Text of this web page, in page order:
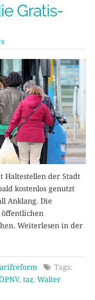
Gratis-
Haltestellen der Stadt
kostenlos genutzt
Anklang. Die
öffentlichen
Weiterlesen in der
Tags:
, taz, Walter